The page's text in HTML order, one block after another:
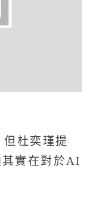
杜奕瑾提
實在對於AI